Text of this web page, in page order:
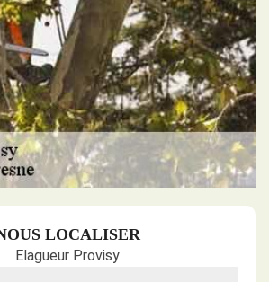
LOCALISER
Elagueur Provisy